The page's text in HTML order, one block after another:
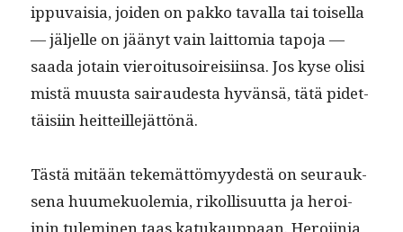
ip­pu­vaisia, joiden on pakko taval­la tai toisel­la
— jäl­jelle on jäänyt vain lait­to­mia tapo­ja —
saa­da jotain vieroi­tu­soireisi­in­sa. Jos kyse olisi
mis­tä muus­ta sairaud­es­ta hyvän­sä, tätä pidet­
täisi­in heitteillejättönä.
Tästä mitään tekemät­tömyy­destä on seu­rauk­
se­na huumekuolemia, rikol­lisu­ut­ta ja hero­i­
inin tulem­i­nen taas katukaup­paan. Hero­i­inia